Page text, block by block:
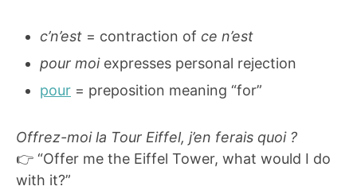
c’n’est = contraction of ce n’est
pour moiexpresses personal rejection
pour = preposition meaning “for”
Offrez-moi la Tour Eiffel, j’en ferais quoi ?
👉 “Offer me the Eiffel Tower, what would I do
with it?”